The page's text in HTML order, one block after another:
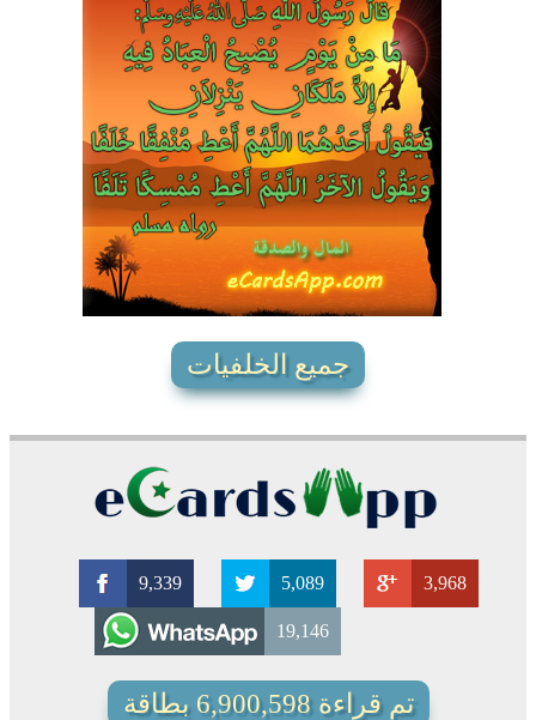
5750
2
جميع الخلفيات
3,968
5,089
9,339
19,146
تم قراءة 6,900,598 بطاقة